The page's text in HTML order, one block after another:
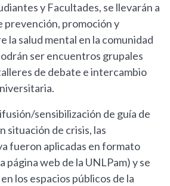
y Facultades, se llevarán a
prevención, promoción y
la salud mental en la comunidad
ser encuentros grupales
de debate e intercambio
sensibilización de guía de
situación de crisis, las
fueron aplicadas en formato
página web de la UNLPam) y se
los espacios públicos de la